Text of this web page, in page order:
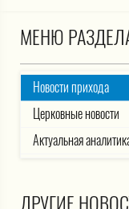
МЕНЮ
Новости прихода
Церковные новости
Актуальная
ДРУГИЕ